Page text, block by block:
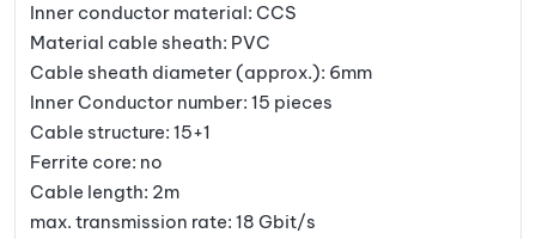
Inner conductor material: CCS
Material cable sheath: PVC
Cable sheath diameter (approx.): 6mm
Inner Conductor number: 15 pieces
Cable structure: 15+1
Ferrite core: no
Cable length: 2m
max. transmission rate: 18 Gbit/s